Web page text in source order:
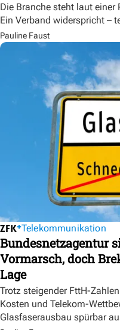
Die Branche steht laut
Ein Verband widerspricht –
Pauline Faust
Telekommunikation
Bundesnetzagentur
Vormarsch, doch
Lage
Trotz steigender FttH-
Kosten und Telekom-
Glasfaserausbau spürbar